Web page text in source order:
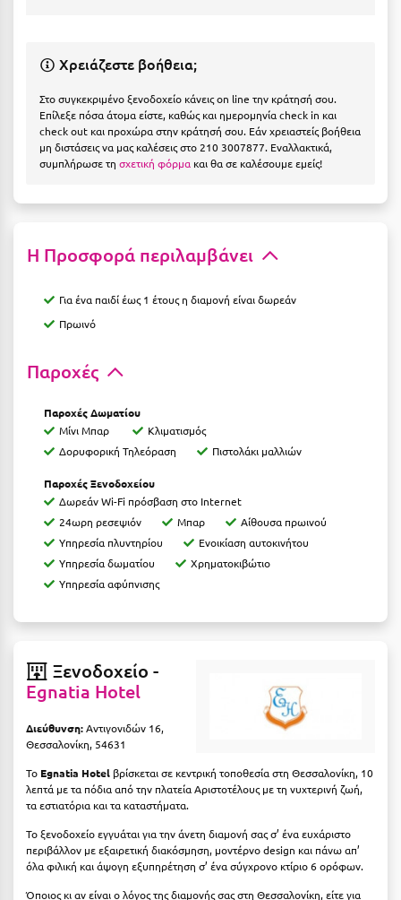
Ζάκυνθος
Ηλεία
Θάσος
Θεσσαλονίκη
Ιεράπετρα
Ιθάκη
Ικαρία
Ιωάννινα
Καλάβρυτα
Καλαμάτα
Κάλαμος
Καλαμπάκα
Κάλυμνος
Καμένα Βούρλα
Καρδάμαινα
Καρδαμύλη
Χρειάζεστε βοήθεια;
Στο συγκεκριμένο ξενοδοχείο κάνεις on line την κράτησή σου.
Επίλεξε πόσα άτομα είστε, καθώς και ημερομηνία check in και
check out και προχώρα στην κράτησή σου. Εάν χρειαστείς βοήθεια
μη διστάσεις να μας καλέσεις στο 210 3007877. Εναλλακτικά,
συμπλήρωσε τη σχετική φόρμα και θα σε καλέσουμε εμείς!
Η Προσφορά περιλαμβάνει
Για ένα παιδί έως 1 έτους η διαμονή είναι δωρεάν
Πρωινό
Παροχές
Παροχές Δωματίου
Μίνι Μπαρ
Κλιματισμός
Δορυφορική Τηλεόραση
Πιστολάκι μαλλιών
Παροχές Ξενοδοχείου
Δωρεάν Wi-Fi πρόσβαση στο Ιnternet
24ωρη ρεσεψιόν
Μπαρ
Αίθουσα πρωινού
Υπηρεσία πλυντηρίου
Ενοικίαση αυτοκινήτου
Υπηρεσία δωματίου
Χρηματοκιβώτιο
Υπηρεσία αφύπνισης
Ξενοδοχείο -
Egnatia Hotel
Διεύθυνση:Αντιγονιδών 16,
Θεσσαλονίκη, 54631
Το Egnatia Hotel βρίσκεται σε κεντρική τοποθεσία στη Θεσσαλονίκη, 10
λεπτά με τα πόδια από την πλατεία Αριστοτέλους με τη νυχτερινή ζωή,
τα εστιατόρια και τα καταστήματα.
Το ξενοδοχείο εγγυάται για την άνετη διαμονή σας σ’ ένα ευχάριστο
περιβάλλον με εξαιρετική διακόσμηση, μοντέρνο design και πάνω απ’
όλα φιλική και άψογη εξυπηρέτηση σ’ ένα σύγχρονο κτίριο 6 ορόφων.
Όποιος κι αν είναι ο λόγος της διαμονής σας στη Θεσσαλονίκη, είτε για